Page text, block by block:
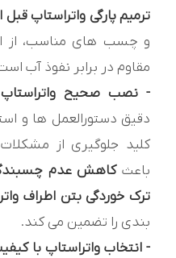
ترمیم پارگی واتراستاپ قبل
و چسب های مناسب، از
مقاوم در برابر نفوذ آب
- نصب صحیح واتراستاپ
دقیق دستورالعمل ها و
کلید جلوگیری از
باعث کاهش عدم
ترک خوردگی بتن اطراف
بندی را تضمین می کند.
- انتخاب واتراستاپ با